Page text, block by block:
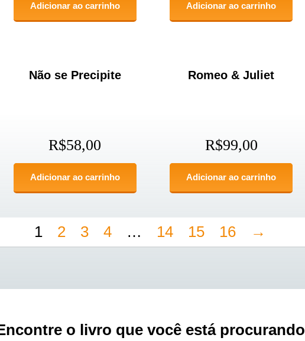
Adicionar ao carrinho Adicionar ao carrinho
Não se Precipite
R$58,00
Adicionar ao carrinho
Romeo & Juliet
R$99,00
Adicionar ao carrinho
1 2 3 4 … 14 15 16 →
o livro que você está procurando